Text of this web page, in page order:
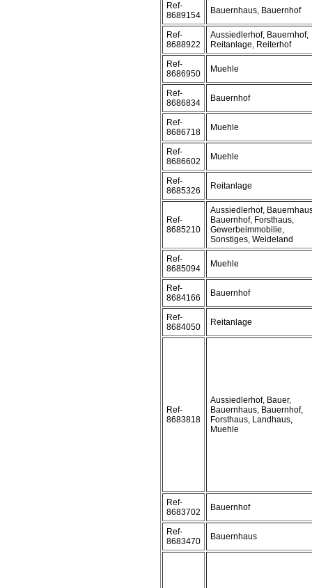
Ref-
8689154
Bauernhaus, Bauernhof
Ref-
8688922
Aussiedlerhof, Bauernhof,
Reitanlage, Reiterhof
Ref-
8686950
Muehle
Ref-
8686834
Bauernhof
Ref-
8686718
Muehle
Ref-
8686602
Muehle
Ref-
8685326
Reitanlage
Ref-
8685210
Aussiedlerhof,
Bauernhof, Forsthaus,
Gewerbeimmobilie,
Sonstiges, Weideland
Ref-
8685094
Muehle
Ref-
8684166
Bauernhof
Ref-
8684050
Reitanlage
Ref-
8683818
Aussiedlerhof, Bauer,
Bauernhaus, Bauernhof,
Forsthaus, Landhaus,
Muehle
Ref-
8683702
Bauernhof
Ref-
8683470
Bauernhaus